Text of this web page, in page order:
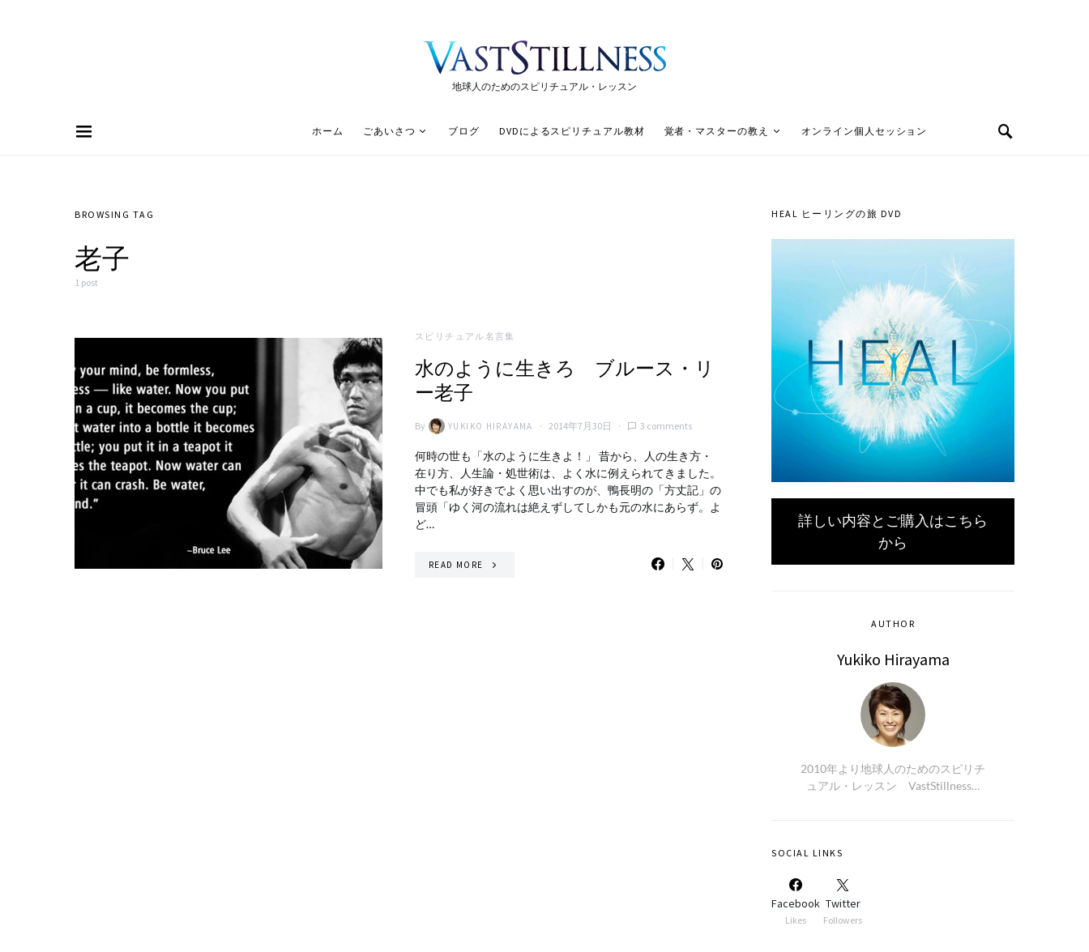
地球人のためのスピリチュアル・レッスン
ホーム ごあいさつ ブログ DVDによるスピリチュアル教材 覚者・マスターの教え オンライン個人セッション
Search for:
BROWSING TAG
老子
1 post
スピリチュアル名言集
水のように生きろ ブルース・リ
ー老子
By YUKIKO HIRAYAMA 2014年7月30日 3 comments
何時の世も「水のように生きよ！」 昔から、人の生き方・
在り方、人生論・処世術は、よく水に例えられてきました。
中でも私が好きでよく思い出すのが、鴨長明の「方丈記」の
冒頭「ゆく河の流れは絶えずしてしかも元の水にあらず。よ
ど…
READ MORE
HEAL ヒーリングの旅 DVD
詳しい内容とご購入はこちら
から
AUTHOR
Yukiko Hirayama
2010年より地球人のためのスピリチ
ュアル・レッスン VastStillness…
SOCIAL LINKS
Facebook
Likes
Twitter
Followers